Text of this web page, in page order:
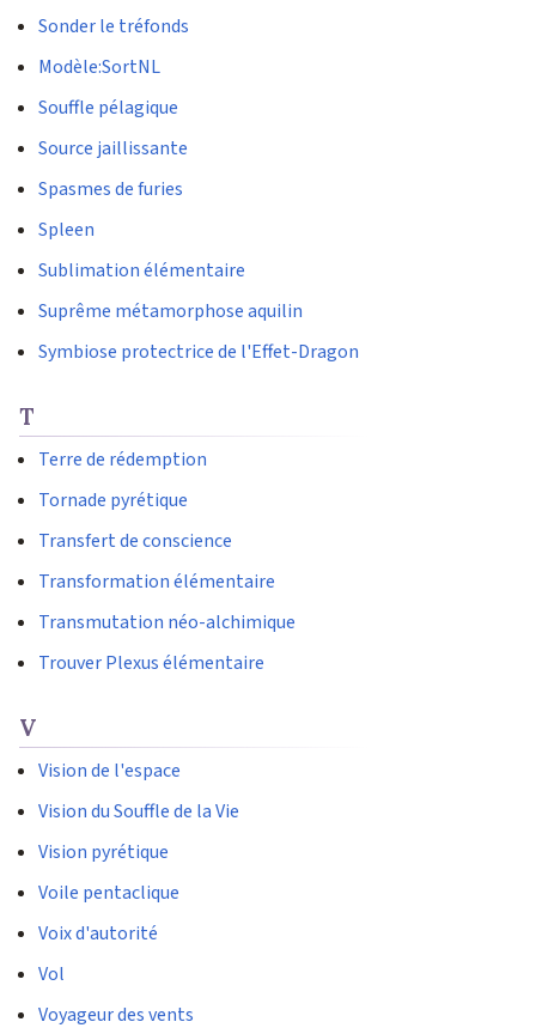
Sonder le tréfonds
Modèle:SortNL
Souffle pélagique
Source jaillissante
Spasmes de furies
Spleen
Sublimation élémentaire
Suprême métamorphose aquilin
Symbiose protectrice de l'Effet-Dragon
T
Terre de rédemption
Tornade pyrétique
Transfert de conscience
Transformation élémentaire
Transmutation néo-alchimique
Trouver Plexus élémentaire
V
Vision de l'espace
Vision du Souffle de la Vie
Vision pyrétique
Voile pentaclique
Voix d'autorité
Vol
Voyageur des vents